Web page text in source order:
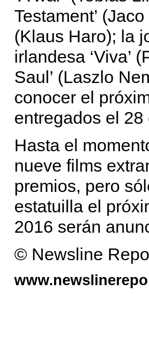
Testament’
(Klaus Haro); la
irlandesa ‘Viva’
Saul’ (Laszlo
conocer el
entregados el 28
Hasta el
nueve films
premios, pero
estatuilla el
2016 serán
© Newsline